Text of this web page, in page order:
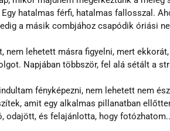
hatalmas férfi, hatalmas fallosszal.
a másik combjához csapódik óriási
nem lehetett másra figyelni, mert
Napjában többször, fel alá sétált a
fényképezni, nem lehetett nem
amit egy alkalmas pillanatban
odajött, és felajánlotta, hogy fotózhatom..